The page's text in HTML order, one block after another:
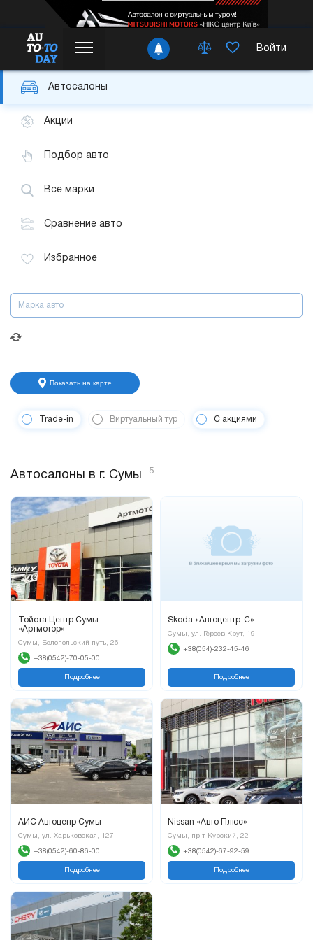
Войти
Автосалоны
Акции
Подбор авто
Все марки
Сравнение авто
Избранное
Марка авто
Показать на карте
Trade-in Виртуальный тур С акциями
Автосалоны в г. Сумы 5
Тойота Центр Сумы
«Артмотор»
Сумы, Белопольский путь, 26
+38(0542)-70-05-00
Подробнее
Skoda «Автоцентр-С»
Сумы, ул. Героев Крут, 19
+38(054)-232-45-46
Подробнее
АИС Автоценр Сумы
Сумы, ул. Харьковская, 127
+38(0542)-60-86-00
Подробнее
Nissan «Авто Плюс»
Сумы, пр-т Курский, 22
+38(0542)-67-92-59
Подробнее